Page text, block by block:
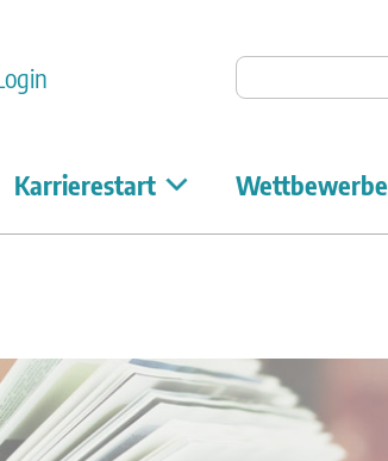
Auf Unicum suchen
Karrierestart Wettbewerbe